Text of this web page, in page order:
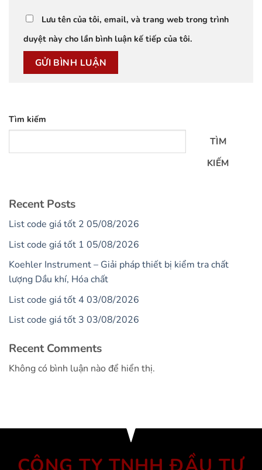
Lưu tên của tôi, email, và trang web trong trình
duyệt này cho lần bình luận kế tiếp của tôi.
Tìm kiếm
TÌM
KIẾM
Recent Posts
List code giá tốt 2 05/08/2026
List code giá tốt 1 05/08/2026
Koehler Instrument – Giải pháp thiết bị kiểm tra chất
lượng Dầu khí, Hóa chất
List code giá tốt 4 03/08/2026
List code giá tốt 3 03/08/2026
Recent Comments
Không có bình luận nào để hiển thị.